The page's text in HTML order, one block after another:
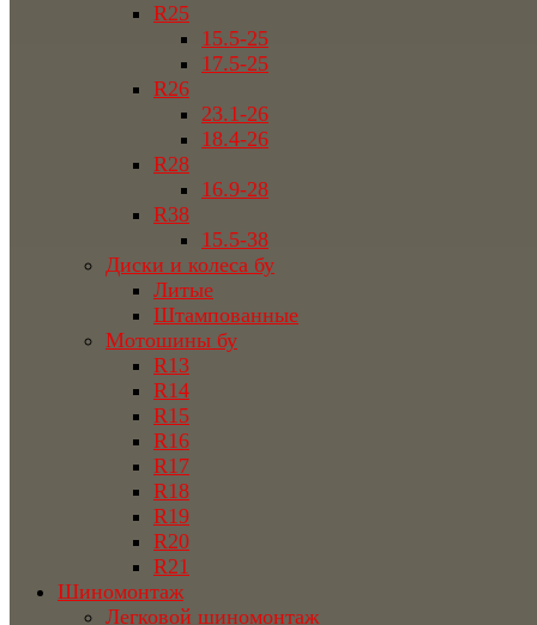
R25
15.5-25
17.5-25
R26
23.1-26
18.4-26
R28
16.9-28
R38
15.5-38
Диски и колеса бу
Литые
Штампованные
Мотошины бу
R13
R14
R15
R16
R17
R18
R19
R20
R21
Шиномонтаж
Легковой шиномонтаж